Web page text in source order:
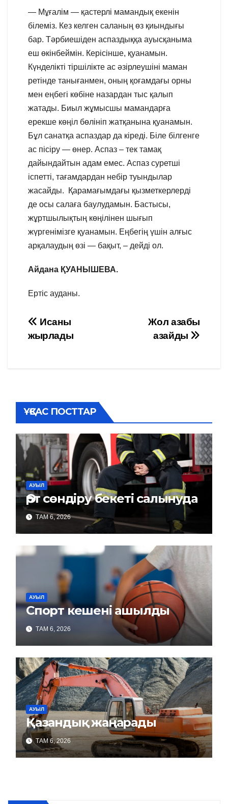
— Мұғалім — қастерлі мамандық екенін
білеміз. Кез келген саланың өз қиындығы
бар. Тәрбиешіден аспаздыққа ауысқаныма
еш өкінбеймін. Керісінше, қуанамын.
Күнделікті тіршілікте ас әзірлеушіні маман
ретінде танығанмен, оның қоғамдағы орны
мен еңбегі көбіне назардан тыс қалып
жатады. Биыл жұмысшы мамандарға
ерекше көңіл бөлініп жатқанына қуанамын.
Бұл санатқа аспаздар да кіреді. Біле білгенге
ас пісіру — өнер. Аспаз – тек тамақ
дайындайтын адам емес. Аспаз суретші
іспетті, тағамдардан небір туындылар
жасайды. Қарамағымдағы қызметкерлерді
де осы салаға баулудамын. Бастысы,
жұртшылықтың көңілінен шығып
жүргенімізге қуанамын. Еңбегің үшін алғыс
арқалаудың өзі — бақыт, – дейді ол.
Айдана ҚУАНЫШЕВА.
Ертіс ауданы.
Навигация
по
Жол азабы
азайды
Исаны
жырлады
ҰҚСАС ПОСТТАР
АУЫЛ
Өрт сөндіру бекеті салынуда
ТАМ 6, 2026
АУЫЛ
Спорт кешені ашылды
ТАМ 6, 2026
АУЫЛ
Қазандық жаңарады
ТАМ 6, 2026